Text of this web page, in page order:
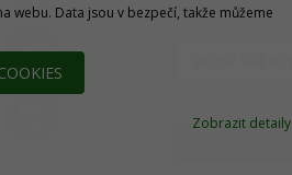
webu. Data jsou v bezpečí, takže můžeme
Zobrazit detaily